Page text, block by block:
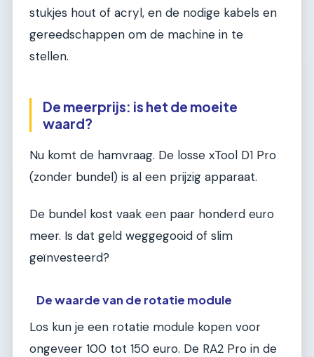
stukjes hout of acryl, en de nodige kabels en
gereedschappen om de machine in te
stellen.
De meerprijs: is het de moeite
waard?
Nu komt de hamvraag. De losse xTool D1 Pro
(zonder bundel) is al een prijzig apparaat.
De bundel kost vaak een paar honderd euro
meer. Is dat geld weggegooid of slim
geïnvesteerd?
De waarde van de rotatie module
Los kun je een rotatie module kopen voor
ongeveer 100 tot 150 euro. De RA2 Pro in de